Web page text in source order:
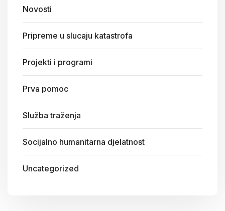
Novosti
Pripreme u slucaju katastrofa
Projekti i programi
Prva pomoc
Služba traženja
Socijalno humanitarna djelatnost
Uncategorized